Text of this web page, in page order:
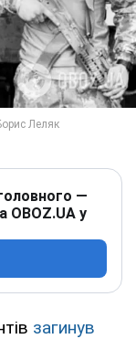
—
OBOZ.UA у
загинув